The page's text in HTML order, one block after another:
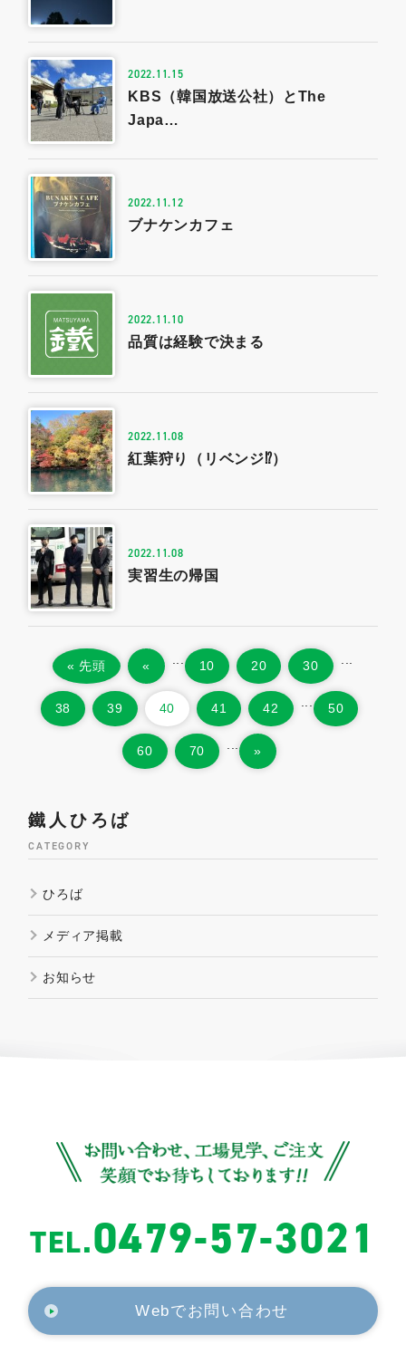
2022.11.15
KBS（韓国放送公社）とThe
Japa…
2022.11.12
ブナケンカフェ
2022.11.10
品質は経験で決まる
2022.11.08
紅葉狩り（リベンジ⁉）
2022.11.08
実習生の帰国
« 先頭 « 10 20 30
38 39 40 41 42 50
60 70 ... »
鐵人ひろば
CATEGORY
ひろば
メディア掲載
お知らせ
TEL.0479-57-3021
Webでお問い合わせ